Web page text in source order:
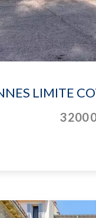
LIMITE
3 200